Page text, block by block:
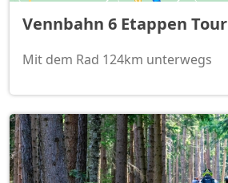
Vennbahn 6 Etappen Tour
Mit dem Rad 124km unterwegs